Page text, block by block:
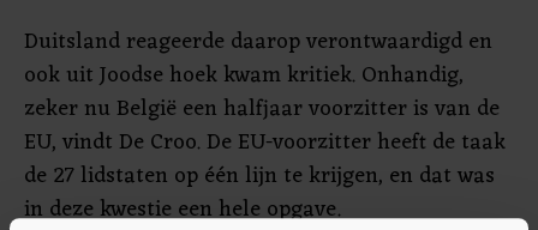
Duitsland reageerde daarop verontwaardigd en
ook uit Joodse hoek kwam kritiek. Onhandig,
zeker nu België een halfjaar voorzitter is van de
EU, vindt De Croo. De EU-voorzitter heeft de taak
de 27 lidstaten op één lijn te krijgen, en dat was
in deze kwestie een hele opgave.